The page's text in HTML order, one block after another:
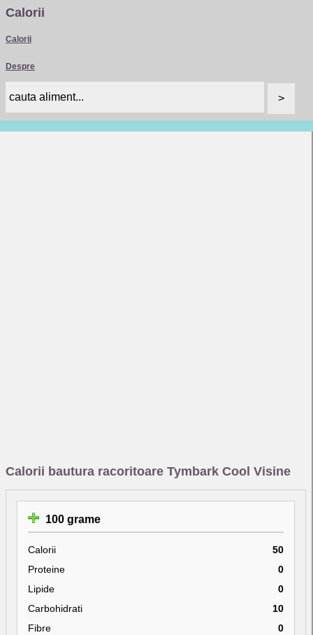
Calorii
Calorii
Despre
Calorii bautura racoritoare Tymbark Cool Visine
100 grame
Calorii
50
Proteine
0
Lipide
0
Carbohidrati
10
Fibre
0